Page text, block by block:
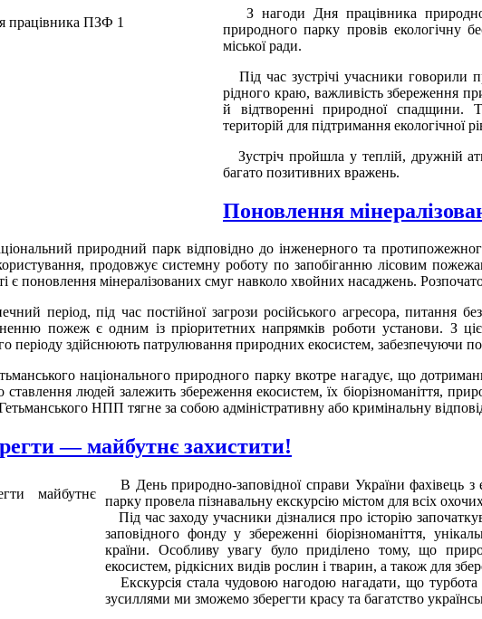
З нагоди Дня працівника
природного парку провів екологічну
міської ради.
Під час зустрічі учасники говорили
рідного краю, важливість збереження
й відтворенні природної спадщини.
територій для підтримання екологічної
Зустріч пройшла у теплій, дружній
багато позитивних вражень.
Поновлення
природний парк відповідно до інженерного та
продовжує системну роботу по запобіганню лісовим
є поновлення мінералізованих смуг навколо хвойних насаджень.
період, під час постійної загрози російського агресора, питання
пожеж є одним із пріоритетних напрямків роботи установи. З
періоду здійснюють патрулювання природних екосистем, забезпечуючи
національного природного парку вкотре нагадує, що
ставлення людей залежить збереження екосистем, їх біорізноманіття,
НПП тягне за собою адміністративну або кримінальну
— майбутнє захистити!
В День природно-заповідної справи України фахівець з
парку провела пізнавальну екскурсію містом для всіх
Під час заходу учасники дізналися про історію
заповідного фонду у збереженні біорізноманіття,
країни. Особливу увагу було приділено тому, що
екосистем, рідкісних видів рослин і тварин, а також для
Екскурсія стала чудовою нагодою нагадати, що
зусиллями ми зможемо зберегти красу та багатство